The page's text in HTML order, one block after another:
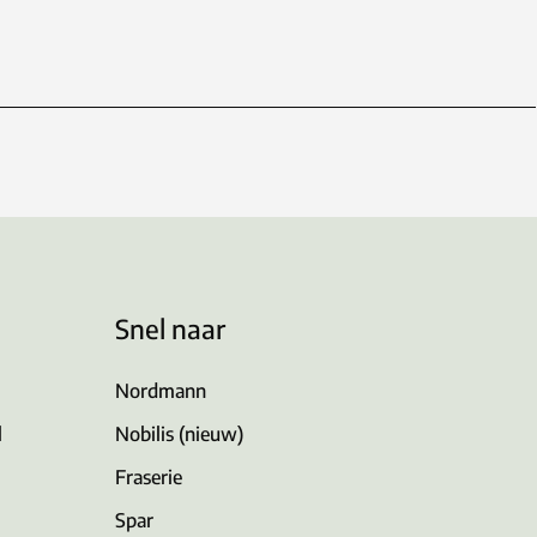
Snel naar
Nordmann
Nobilis (nieuw)
Fraserie
Spar